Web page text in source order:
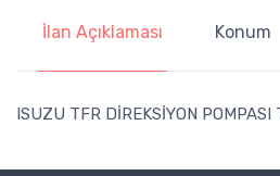
İlan Açıklaması Konum
ISUZU TFR DİREKSİYON